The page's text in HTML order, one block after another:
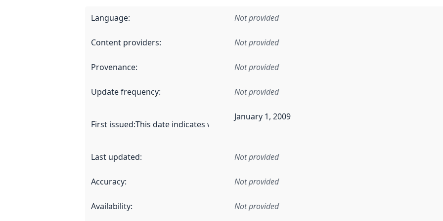
Language: Not provided
Content providers: Not provided
Provenance: Not provided
Update frequency: Not provided
First issued:This date indicates when the data in this dataset was first released. It may have
January 1, 2009
Last updated: Not provided
Accuracy: Not provided
Availability: Not provided